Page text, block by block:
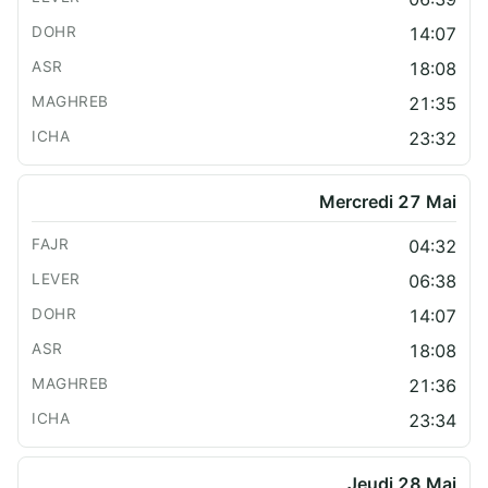
14:07
18:08
21:35
23:32
Mercredi 27 Mai
04:32
06:38
14:07
18:08
21:36
23:34
Jeudi 28 Mai